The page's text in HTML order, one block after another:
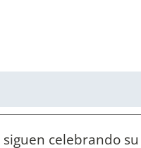
siguen celebrando